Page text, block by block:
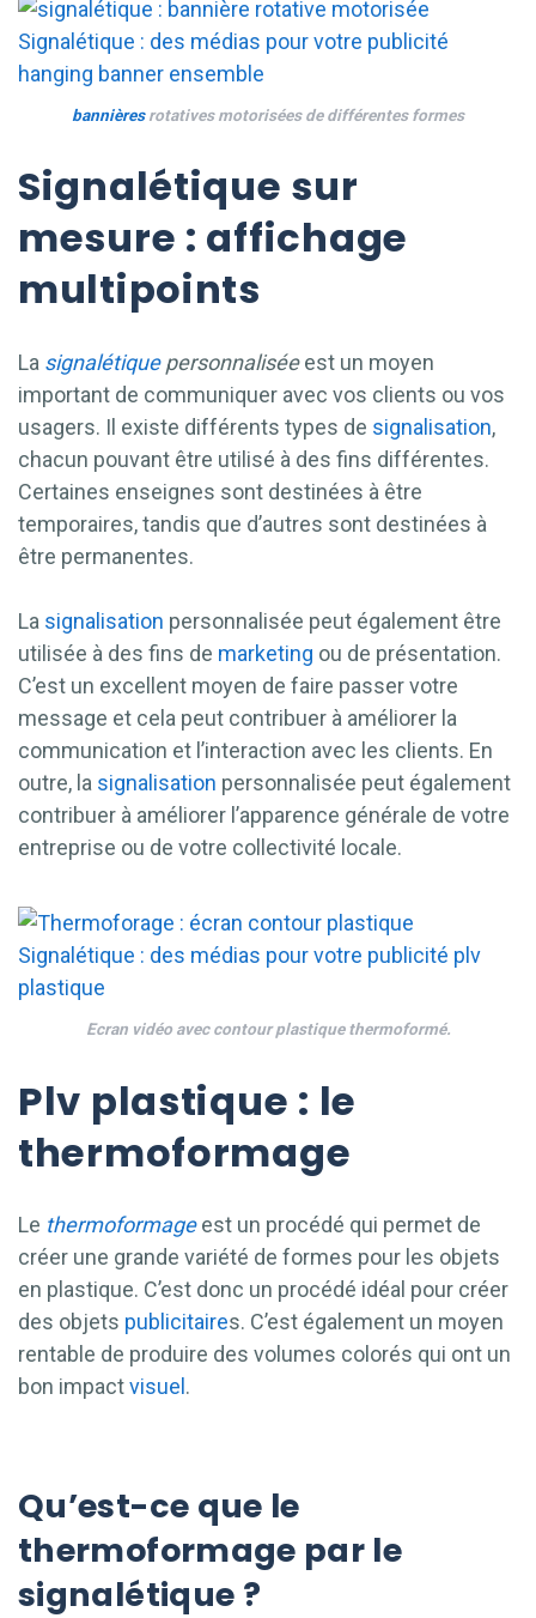
bannièresrotatives motorisées de différentes formes
Signalétique sur
mesure : affichage
multipoints
La signalétiquepersonnaliséeest un moyen
important de communiquer avec vos clients ou vos
usagers. Il existe différents types de signalisation,
chacun pouvant être utilisé à des fins différentes.
Certaines enseignes sont destinées à être
temporaires, tandis que d’autres sont destinées à
être permanentes.
La signalisation personnalisée peut également être
utilisée à des fins de marketing ou de présentation.
C’est un excellent moyen de faire passer votre
message et cela peut contribuer à améliorer la
communication et l’interaction avec les clients. En
outre, la signalisation personnalisée peut également
contribuer à améliorer l’apparence générale de votre
entreprise ou de votre collectivité locale.
Ecran vidéo avec contour plastique thermoformé.
Plv plastique : le
thermoformage
Le thermoformageest un procédé qui permet de
créer une grande variété de formes pour les objets
en plastique. C’est donc un procédé idéal pour créer
des objets publicitaires. C’est également un moyen
rentable de produire des volumes colorés qui ont un
bon impactvisuel .
Qu’est-ce que le
thermoformage par le
signalétique ?